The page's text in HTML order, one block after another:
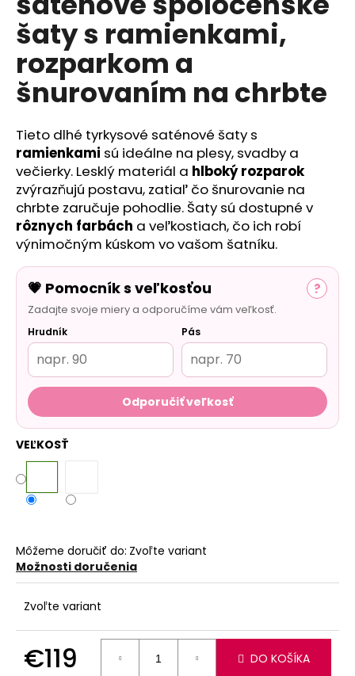
šaty s ramienkami,
rozparkom a
šnurovaním na chrbte
Tieto dlhé tyrkysové saténové šaty s
ramienkami sú ideálne na plesy, svadby a
večierky. Lesklý materiál a hlboký rozparok
zvýrazňujú postavu, zatiaľ čo šnurovanie na
chrbte zaručuje pohodlie. Šaty sú dostupné v
rôznych farbách a veľkostiach, čo ich robí
výnimočným kúskom vo vašom šatníku.
💗 Pomocník s veľkosťou ?
Zadajte svoje miery a odporučíme vám veľkosť.
Hrudník Pás
Odporučiť veľkosť
VEĽKOSŤ
Môžeme doručiť do: Zvoľte variant
Možnosti doručenia
Zvoľte variant
€119 DO KOŠÍKA
a
m
e